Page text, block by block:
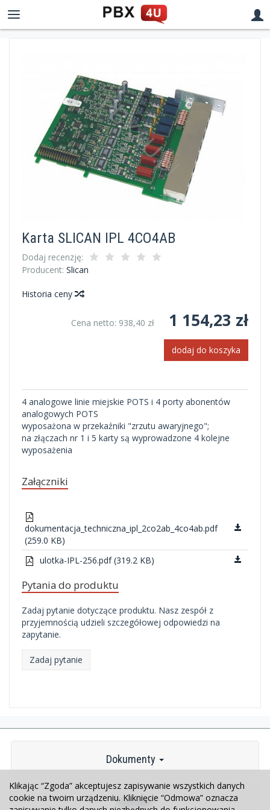
Karta SLICAN IPL 4CO4AB
Dodaj recenzję:
Producent: Slican
Historia ceny
Cena netto: 938,40 zł 1 154,23 zł
dodaj do koszyka
4 analogowe linie miejskie POTS i 4 porty abonentów
analogowych POTS
wyposażona w przekaźniki "zrzutu awaryjnego";
na złączach nr 1 i 5 karty są wyprowadzone 4 kolejne
wyposażenia
Załączniki
dokumentacja_techniczna_ipl_2co2ab_4co4ab.pdf
(259.0 KB)
ulotka-IPL-256.pdf (319.2 KB)
Pytania do produktu
Zadaj pytanie dotyczące produktu. Nasz zespół z
przyjemnością udzieli szczegółowej odpowiedzi na
zapytanie.
Zadaj pytanie
Dokumenty
Kontakt
Klikając “Zgoda” akceptujesz zapisywanie wszystkich danych
cookie na twoim urządzeniu. Kliknięcie “Odmowa” oznacza